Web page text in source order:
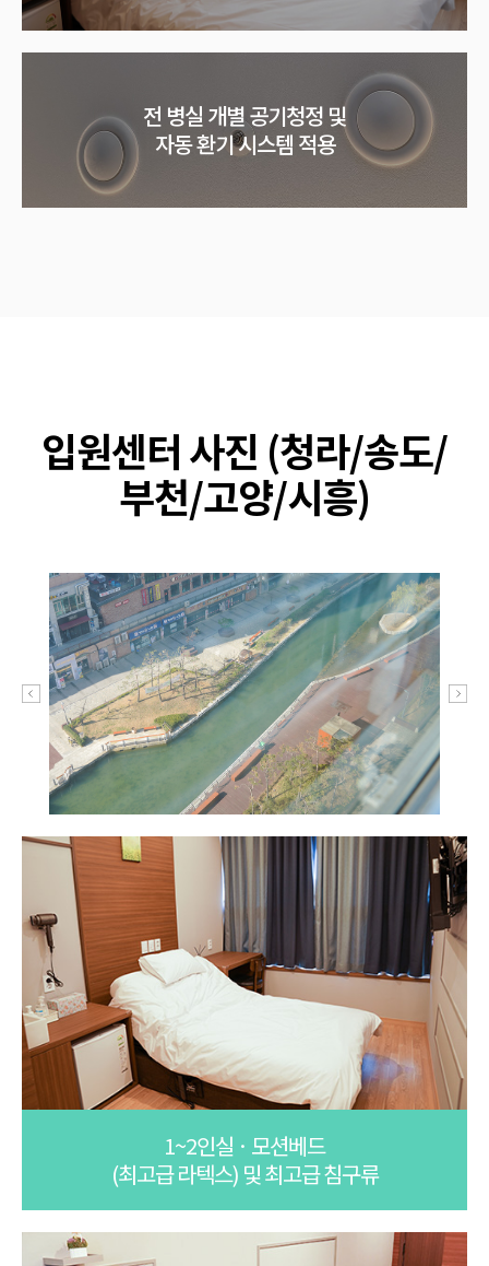
전 병실 개별 공기청정 및
자동 환기 시스템 적용
입원센터 사진 (청라/송도/
부천/고양/시흥)
1~2인실 · 모션베드
(최고급 라텍스) 및 최고급 침구류